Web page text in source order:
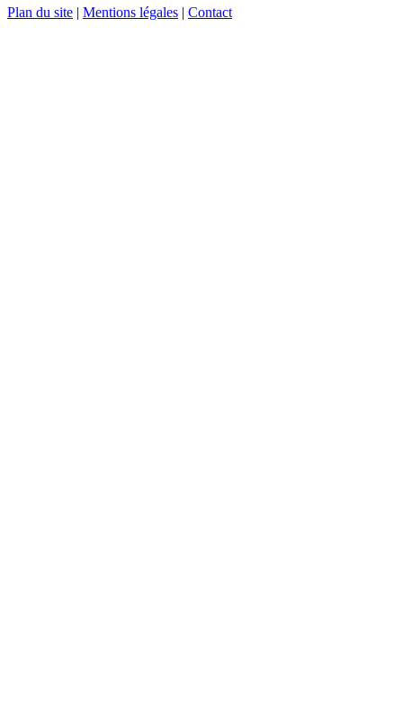
Plan du site | Mentions légales | Contact